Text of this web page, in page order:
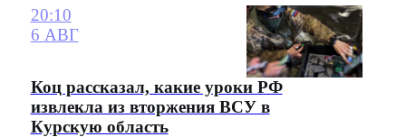
20:10
6 АВГ
Коц рассказал, какие уроки РФ
извлекла из вторжения ВСУ в
Курскую область